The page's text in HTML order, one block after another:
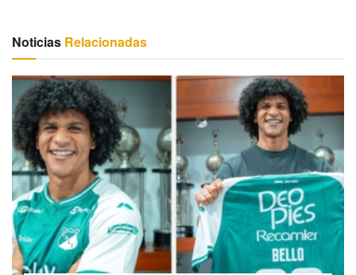
Noticias Relacionadas